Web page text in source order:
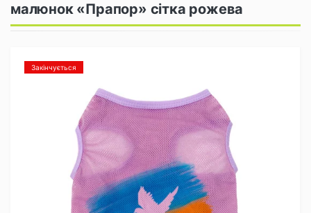
малюнок «Прапор» сітка рожева
Закінчується